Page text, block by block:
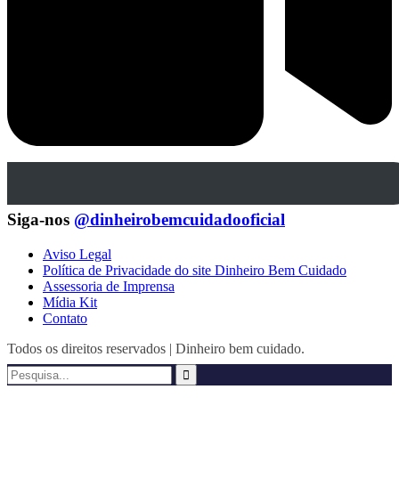
Siga-nos @dinheirobemcuidadooficial
Aviso Legal
Política de Privacidade do site Dinheiro Bem Cuidado
Assessoria de Imprensa
Mídia Kit
Contato
Todos os direitos reservados | Dinheiro bem cuidado.